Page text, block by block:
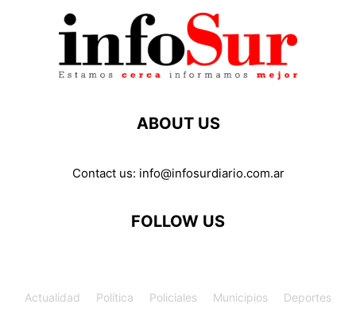
ABOUT US
Contact us: info@infosurdiario.com.ar
FOLLOW US
Actualidad Política Policiales Municipios Deportes